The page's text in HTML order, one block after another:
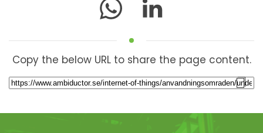
Copy the below URL to share the page content.